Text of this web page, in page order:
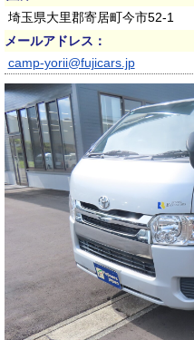
埼玉県大里郡寄居町今市52-1
メールアドレス：
camp-yorii@fujicars.jp